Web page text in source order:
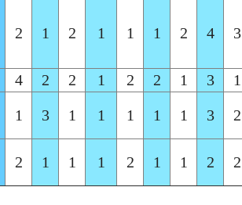
2 1 2 1 1 1 2 4 3
4 2 2 1 2 2 1 3 1
1 3 1 1 1 1 1 3 2
2 1 1 1 2 1 1 2 2